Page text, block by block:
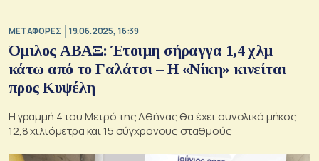
ΜΕΤΑΦΟΡΕΣ 19.06.2025, 16:39
Όμιλος ΑΒΑΞ: Έτοιμη σήραγγα 1,4 χλμ
κάτω από το Γαλάτσι – Η «Νίκη» κινείται
προς Κυψέλη
Η γραμμή 4 του Μετρό της Αθήνας θα έχει συνολικό μήκος
12,8 χιλιόμετρα και 15 σύγχρονους σταθμούς